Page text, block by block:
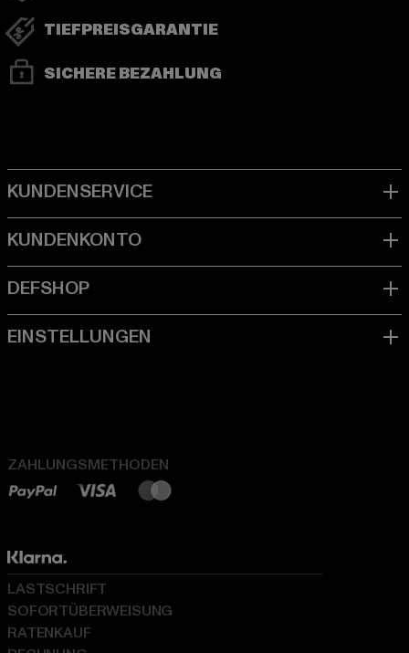
TIEFPREISGARANTIE
SICHERE BEZAHLUNG
ZAHLUNGSMETHODEN
LASTSCHRIFT
SOFORTÜBERWEISUNG
RATENKAUF